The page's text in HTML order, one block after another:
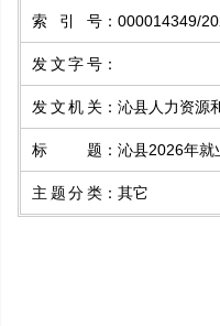
索引号 ： 000014349/
发文字号 ：
发文机关 ： 沁县人力资源
标题 ： 沁县2026年就
主题分类 ： 其它